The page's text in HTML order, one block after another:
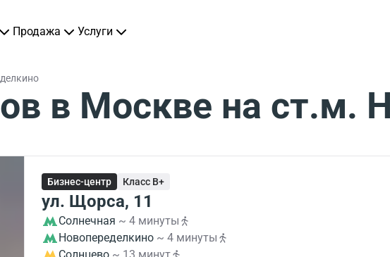
Продажа Услуги
в Москве на ст.м.
Бизнес-центр Класс B+
ул. Щорса, 11
Солнечная ~ 4 минуты
Новопеределкино ~ 4 минуты